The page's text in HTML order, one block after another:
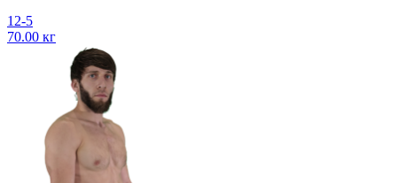
12-5
70.00 кг